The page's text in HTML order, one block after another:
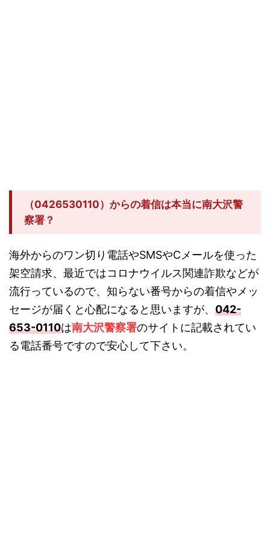
（0426530110）からの着信は本当に南大沢警
察署？
海外からのワン切り電話やSMSやCメールを使った
架空請求、最近ではコロナウイルス関連詐欺などが
流行っているので、知らない番号からの着信やメッ
セージが届くと心配になると思いますが、 042-
653-0110は南大沢警察署のサイトに記載されてい
る電話番号ですので安心して下さい。